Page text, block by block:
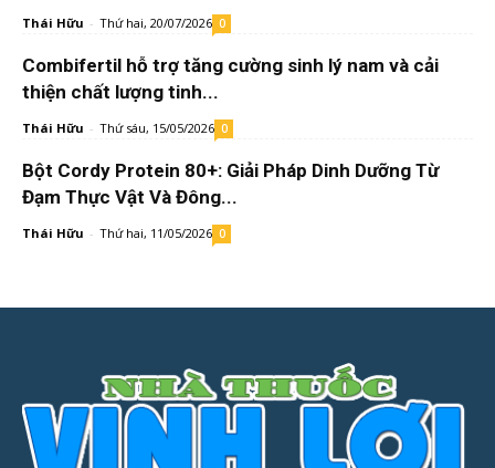
Thái Hữu - Thứ hai, 20/07/2026 0
Combifertil hỗ trợ tăng cường sinh lý nam và cải
thiện chất lượng tinh...
Thái Hữu - Thứ sáu, 15/05/2026 0
Bột Cordy Protein 80+: Giải Pháp Dinh Dưỡng Từ
Đạm Thực Vật Và Đông...
Thái Hữu - Thứ hai, 11/05/2026 0